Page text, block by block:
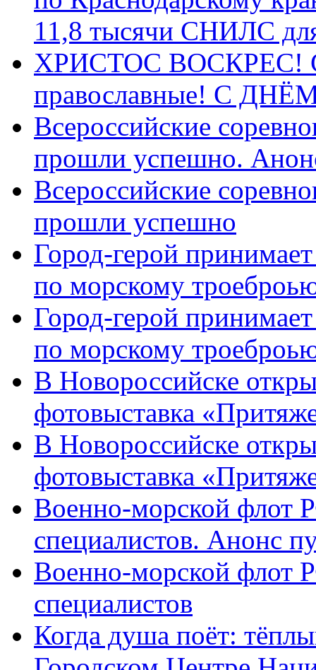
11,8 тысячи СНИЛС
ХРИСТОС ВОСКРЕС! С
православные! C
Всероссийские
прошли успешно.
Всероссийские
прошли успешно
Город-герой
по морскому
Город-герой
по морскому
В Новороссийске
фотовыставка
В Новороссийске
фотовыставка
Военно-морской флот
специалистов. Анонс
Военно-морской флот
специалистов
Когда душа поёт: